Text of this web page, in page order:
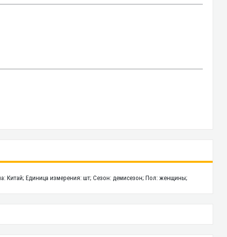
Китай; Единица измерения: шт; Сезон: демисезон; Пол: женщины;